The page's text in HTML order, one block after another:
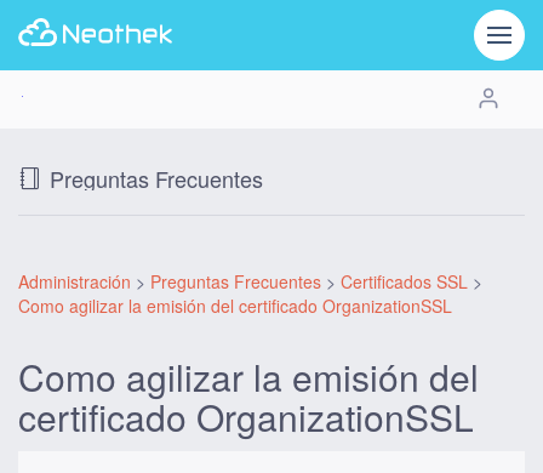
Preguntas Frecuentes
Administración > Preguntas Frecuentes > Certificados SSL >
Como agilizar la emisión del certificado OrganizationSSL
Como agilizar la emisión del
certificado OrganizationSSL